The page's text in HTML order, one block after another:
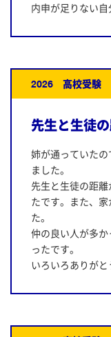
内申が足りない自
2026 高校受験
先生と生徒
姉が通っていた
ました。
先生と生徒の距
たです。また、
た。
仲の良い人が多
ったです。
いろいろありがと